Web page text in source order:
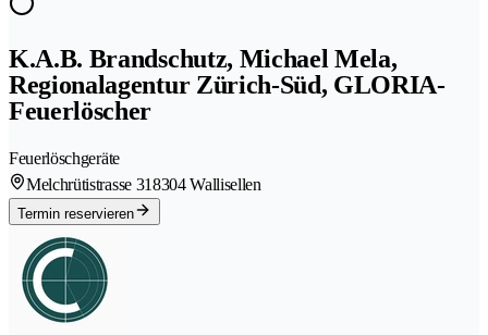
K.A.B. Brandschutz, Michael Mela,
Regionalagentur Zürich-Süd, GLORIA-
Feuerlöscher
Feuerlöschgeräte
Melchrütistrasse 318304 Wallisellen
Termin reservieren